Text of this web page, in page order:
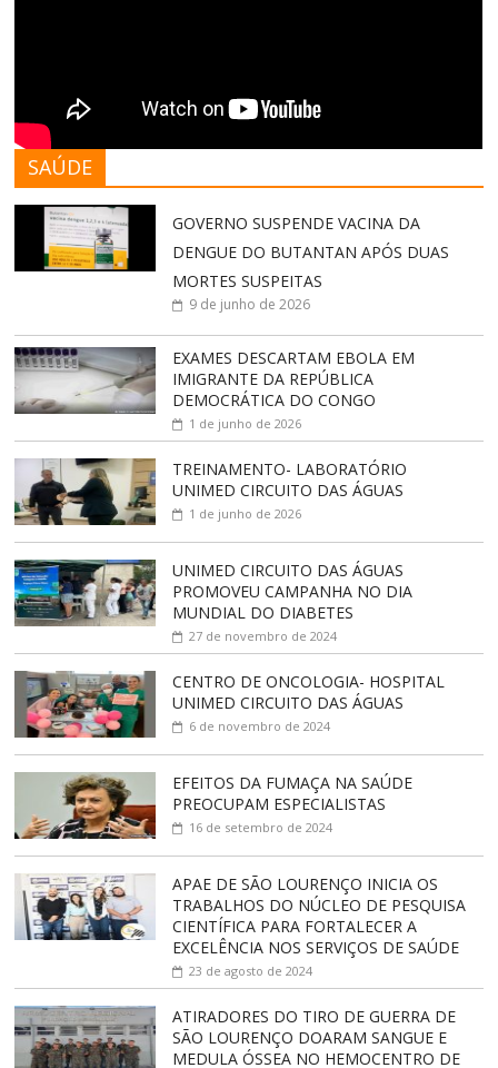
SAÚDE
GOVERNO SUSPENDE VACINA DA
DENGUE DO BUTANTAN APÓS DUAS
MORTES SUSPEITAS
9 de junho de 2026
EXAMES DESCARTAM EBOLA EM
IMIGRANTE DA REPÚBLICA
DEMOCRÁTICA DO CONGO
1 de junho de 2026
TREINAMENTO- LABORATÓRIO
UNIMED CIRCUITO DAS ÁGUAS
1 de junho de 2026
UNIMED CIRCUITO DAS ÁGUAS
PROMOVEU CAMPANHA NO DIA
MUNDIAL DO DIABETES
27 de novembro de 2024
CENTRO DE ONCOLOGIA- HOSPITAL
UNIMED CIRCUITO DAS ÁGUAS
6 de novembro de 2024
EFEITOS DA FUMAÇA NA SAÚDE
PREOCUPAM ESPECIALISTAS
16 de setembro de 2024
APAE DE SÃO LOURENÇO INICIA OS
TRABALHOS DO NÚCLEO DE PESQUISA
CIENTÍFICA PARA FORTALECER A
EXCELÊNCIA NOS SERVIÇOS DE SAÚDE
23 de agosto de 2024
ATIRADORES DO TIRO DE GUERRA DE
SÃO LOURENÇO DOARAM SANGUE E
MEDULA ÓSSEA NO HEMOCENTRO DE